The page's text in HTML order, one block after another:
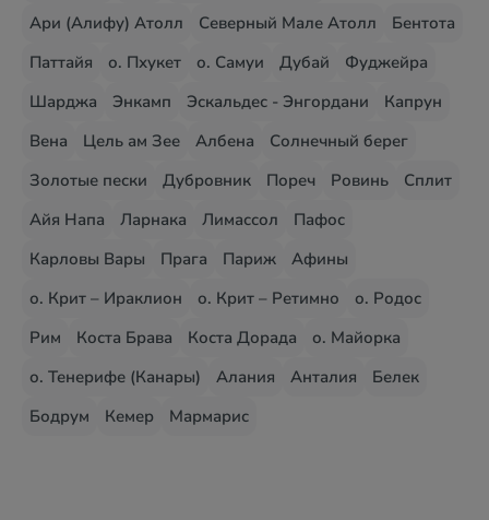
Ари (Алифу) Атолл
Северный Мале Атолл
Бентота
Паттайя
о. Пхукет о. Самуи Дубай
Фуджейра
Шарджа
Энкамп Эскальдес - Энгордани
Капрун
Вена
Цель ам Зее Албена
Солнечный берег
Золотые пески
Дубровник Пореч Ровинь
Сплит
Айя Напа
Ларнака Лимассол
Пафос
Карловы Вары
Прага Париж
Афины
о. Крит – Ираклион
о. Крит – Ретимно
о. Родос
Рим
Коста Брава Коста Дорада
о. Майорка
о. Тенерифе (Канары)
Алания Анталия
Белек
Бодрум
Кемер Мармарис